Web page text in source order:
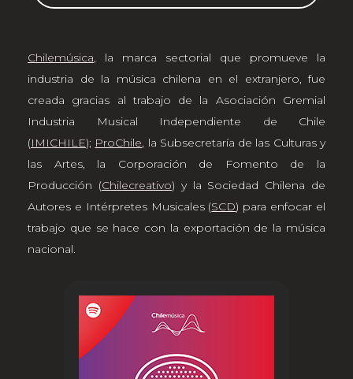
Chilemúsica, la marca sectorial que promueve la
industria de la música chilena en el extranjero, fue
creada gracias al trabajo de la Asociación Gremial
Industria Musical Independiente de Chile
(IMICHILE); ProChile, la Subsecretaría de las Culturas y
las Artes, la Corporación de Fomento de la
Producción (Chilecreativo) y la Sociedad Chilena de
Autores e Intérpretes Musicales (SCD) para enfocar el
trabajo que se hace con la exportación de la música
nacional.